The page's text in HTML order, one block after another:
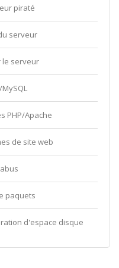
piraté
serveur
le serveur
PHP/Apache
de site web
paquets
d'espace disque